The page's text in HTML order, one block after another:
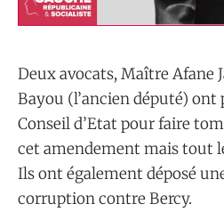
Deux avocats, Maître Afane
Bayou (l’ancien député) ont
Conseil d’Etat pour faire
cet amendement mais tout
Ils ont également déposé
corruption contre Bercy.